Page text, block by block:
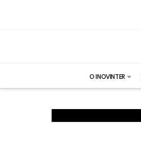
O INOVINTER